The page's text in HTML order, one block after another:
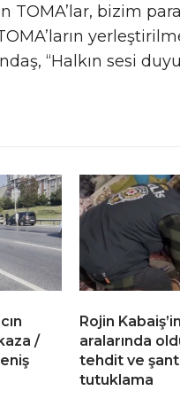
bizim
“Halkın sesi
/
Rojin
aralarında
tehdit ve
tutuklama